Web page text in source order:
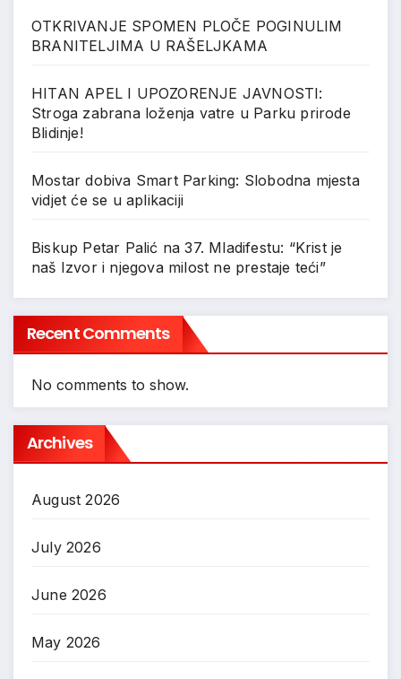
OTKRIVANJE SPOMEN PLOČE POGINULIM
BRANITELJIMA U RAŠELJKAMA
HITAN APEL I UPOZORENJE JAVNOSTI:
Stroga zabrana loženja vatre u Parku prirode
Blidinje!
Mostar dobiva Smart Parking: Slobodna mjesta
vidjet će se u aplikaciji
Biskup Petar Palić na 37. Mladifestu: “Krist je
naš Izvor i njegova milost ne prestaje teći”
Recent Comments
No comments to show.
Archives
August 2026
July 2026
June 2026
May 2026